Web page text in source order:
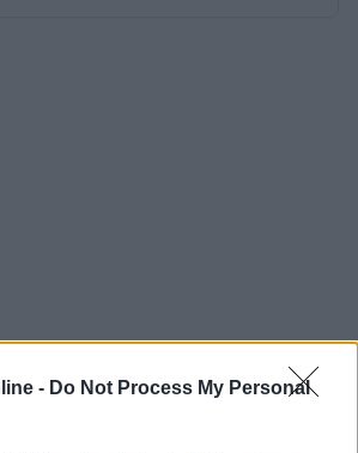
- Do Not Process My Personal